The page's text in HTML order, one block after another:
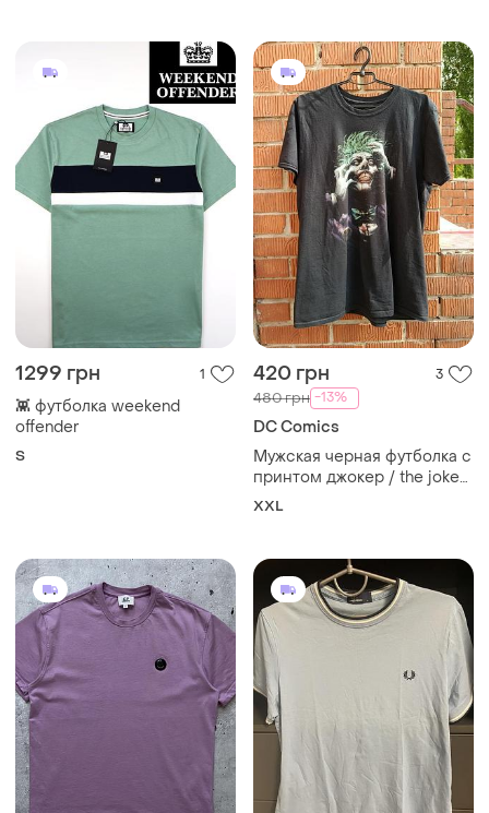
1299 грн 1
👾 футболка weekend
offender
S
420 грн 3
480 грн -13%
DC Comics
Мужская черная футболка с
принтом джокер / the joker
(dc comics / batman),
XXL